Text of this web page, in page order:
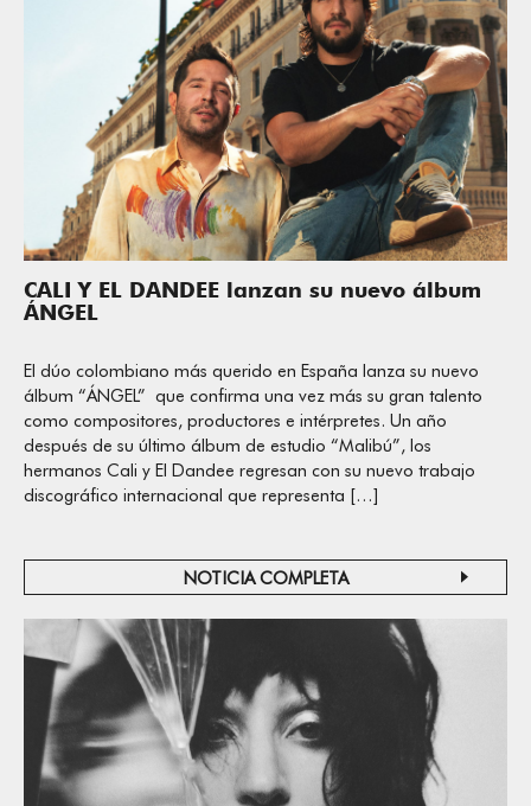
CALI Y EL DANDEE lanzan su nuevo álbum
ÁNGEL
El dúo colombiano más querido en España lanza su nuevo
álbum “ÁNGEL” que confirma una vez más su gran talento
como compositores, productores e intérpretes. Un año
después de su último álbum de estudio “Malibú”, los
hermanos Cali y El Dandee regresan con su nuevo trabajo
discográfico internacional que representa […]
NOTICIA COMPLETA